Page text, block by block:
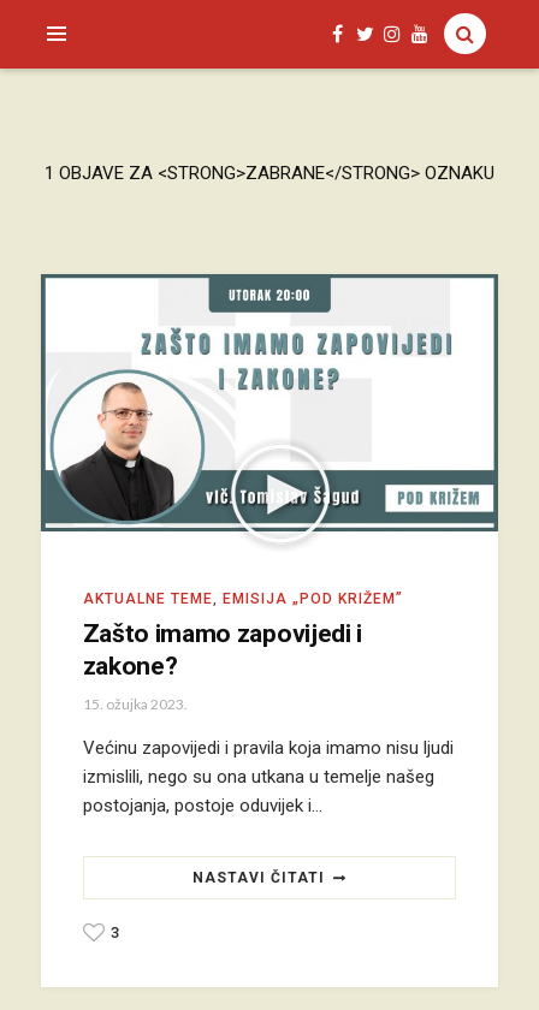
SAGUD.XYZ
1 OBJAVE ZA <STRONG>ZABRANE</STRONG> OZNAKU
AKTUALNE TEME, EMISIJA „POD KRIŽEM”
Zašto imamo zapovijedi i
zakone?
15. ožujka 2023.
Većinu zapovijedi i pravila koja imamo nisu ljudi
izmislili, nego su ona utkana u temelje našeg
postojanja, postoje oduvijek i…
NASTAVI ČITATI
3